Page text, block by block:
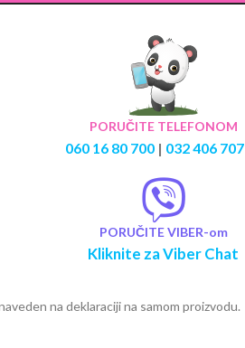
PORUČITE TELEFONOM
060 16 80 700| 032 406 707
PORUČITE VIBER-om
Kliknite za Viber Chat
na deklaraciji na samom proizvodu.